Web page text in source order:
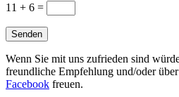
11 + 6 =
Senden
Wenn Sie mit uns zufrieden sind
freundliche Empfehlung und/oder
Facebook freuen.